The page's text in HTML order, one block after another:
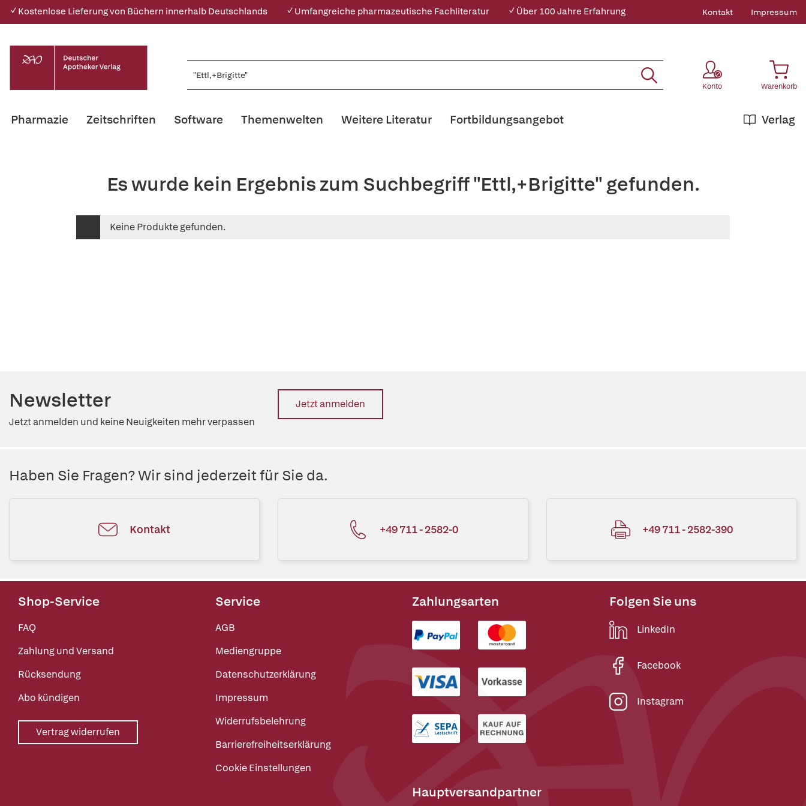
✓ Kostenlose Lieferung von Büchern innerhalb Deutschlands ✓ Umfangreiche pharmazeutische Fachliteratur ✓ Über 100 Jahre Erfahrung Kontakt Impressum
Konto Warenkorb
Pharmazie Zeitschriften Software Themenwelten Weitere Literatur Verlag
Fortbildungsangebot
Es wurde kein Ergebnis zum Suchbegriff "Ettl,+Brigitte" gefunden.
Keine Produkte gefunden.
Newsletter
Jetzt anmelden und keine Neuigkeiten mehr verpassen
Jetzt anmelden
Haben Sie Fragen? Wir sind jederzeit für Sie da.
Kontakt +49 711 - 2582-0 +49 711 - 2582-390
Shop-Service
FAQ
Zahlung und Versand
Rücksendung
Abo kündigen
Vertrag widerrufen
Service
AGB
Mediengruppe
Datenschutzerklärung
Impressum
Widerrufsbelehrung
Barrierefreiheitserklärung
Cookie Einstellungen
Zahlungsarten
Hauptversandpartner
Folgen Sie uns
LinkedIn
Facebook
Instagram